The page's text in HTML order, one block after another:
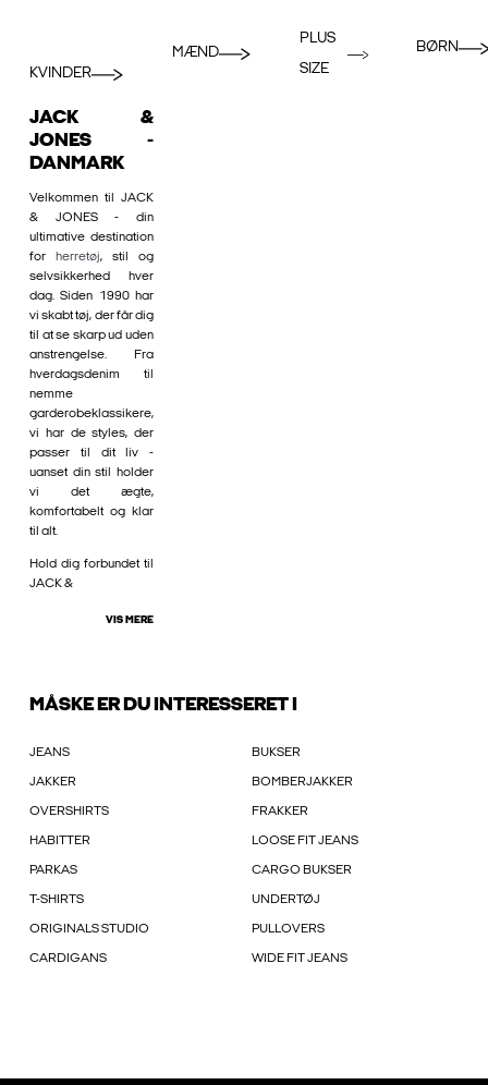
KVINDER
MÆND
PLUS
SIZE
BØRN
JACK &
JONES -
DANMARK
Velkommen til JACK
& JONES - din
ultimative destination
for herretøj, stil og
selvsikkerhed hver
dag. Siden 1990 har
vi skabt tøj, der får dig
til at se skarp ud uden
anstrengelse. Fra
hverdagsdenim til
nemme
garderobeklassikere,
vi har de styles, der
passer til dit liv -
uanset din stil holder
vi det ægte,
komfortabelt og klar
til alt.
Hold dig forbundet til
JACK &
VIS MERE
MÅSKE ER DU INTERESSERET I
JEANS BUKSER
JAKKER BOMBERJAKKER
OVERSHIRTS FRAKKER
HABITTER LOOSE FIT JEANS
PARKAS CARGO BUKSER
T-SHIRTS UNDERTØJ
ORIGINALS STUDIO PULLOVERS
CARDIGANS WIDE FIT JEANS